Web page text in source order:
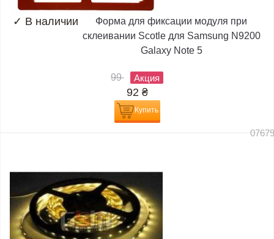
✓ В наличии
Форма для фиксации модуля при
склеивании Scotle для Samsung N9200
Galaxy Note 5
99 Акция
92 ₴
Купить